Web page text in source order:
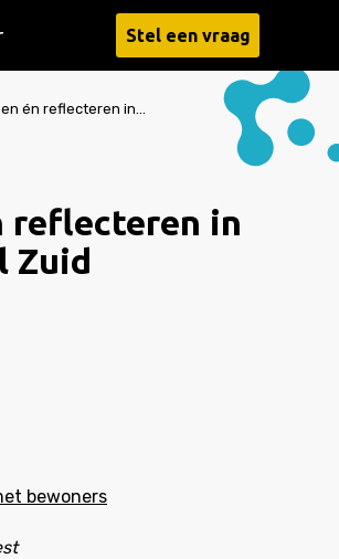
Stel een vraag
Doen én reflecteren in Woensel Zuid
reflecteren in
Zuid
bewoners